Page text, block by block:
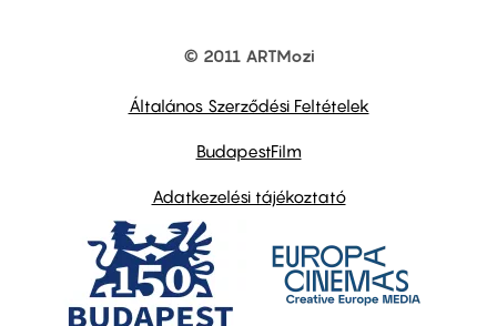
© 2011 ARTMozi
Általános Szerződési Feltételek
BudapestFilm
Adatkezelési tájékoztató